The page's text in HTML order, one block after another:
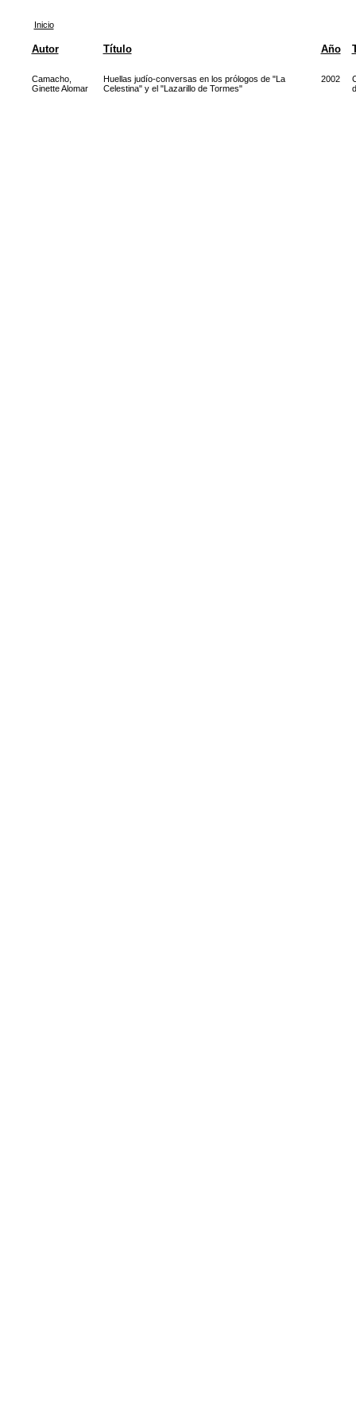
Inicio
Autor Título Año
Camacho,
Ginette Alomar
Huellas judío-conversas en los prólogos de "La
Celestina" y el "Lazarillo de Tormes"
2002